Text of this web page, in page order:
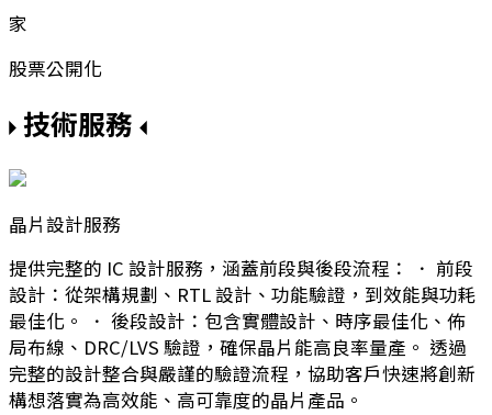
家
股票公開化
技術服務
晶片設計服務
提供完整的 IC 設計服務，涵蓋前段與後段流程： ． 前段
設計：從架構規劃、RTL 設計、功能驗證，到效能與功耗
最佳化。 ． 後段設計：包含實體設計、時序最佳化、佈
局布線、DRC/LVS 驗證，確保晶片能高良率量產。 透過
完整的設計整合與嚴謹的驗證流程，協助客戶快速將創新
構想落實為高效能、高可靠度的晶片產品。